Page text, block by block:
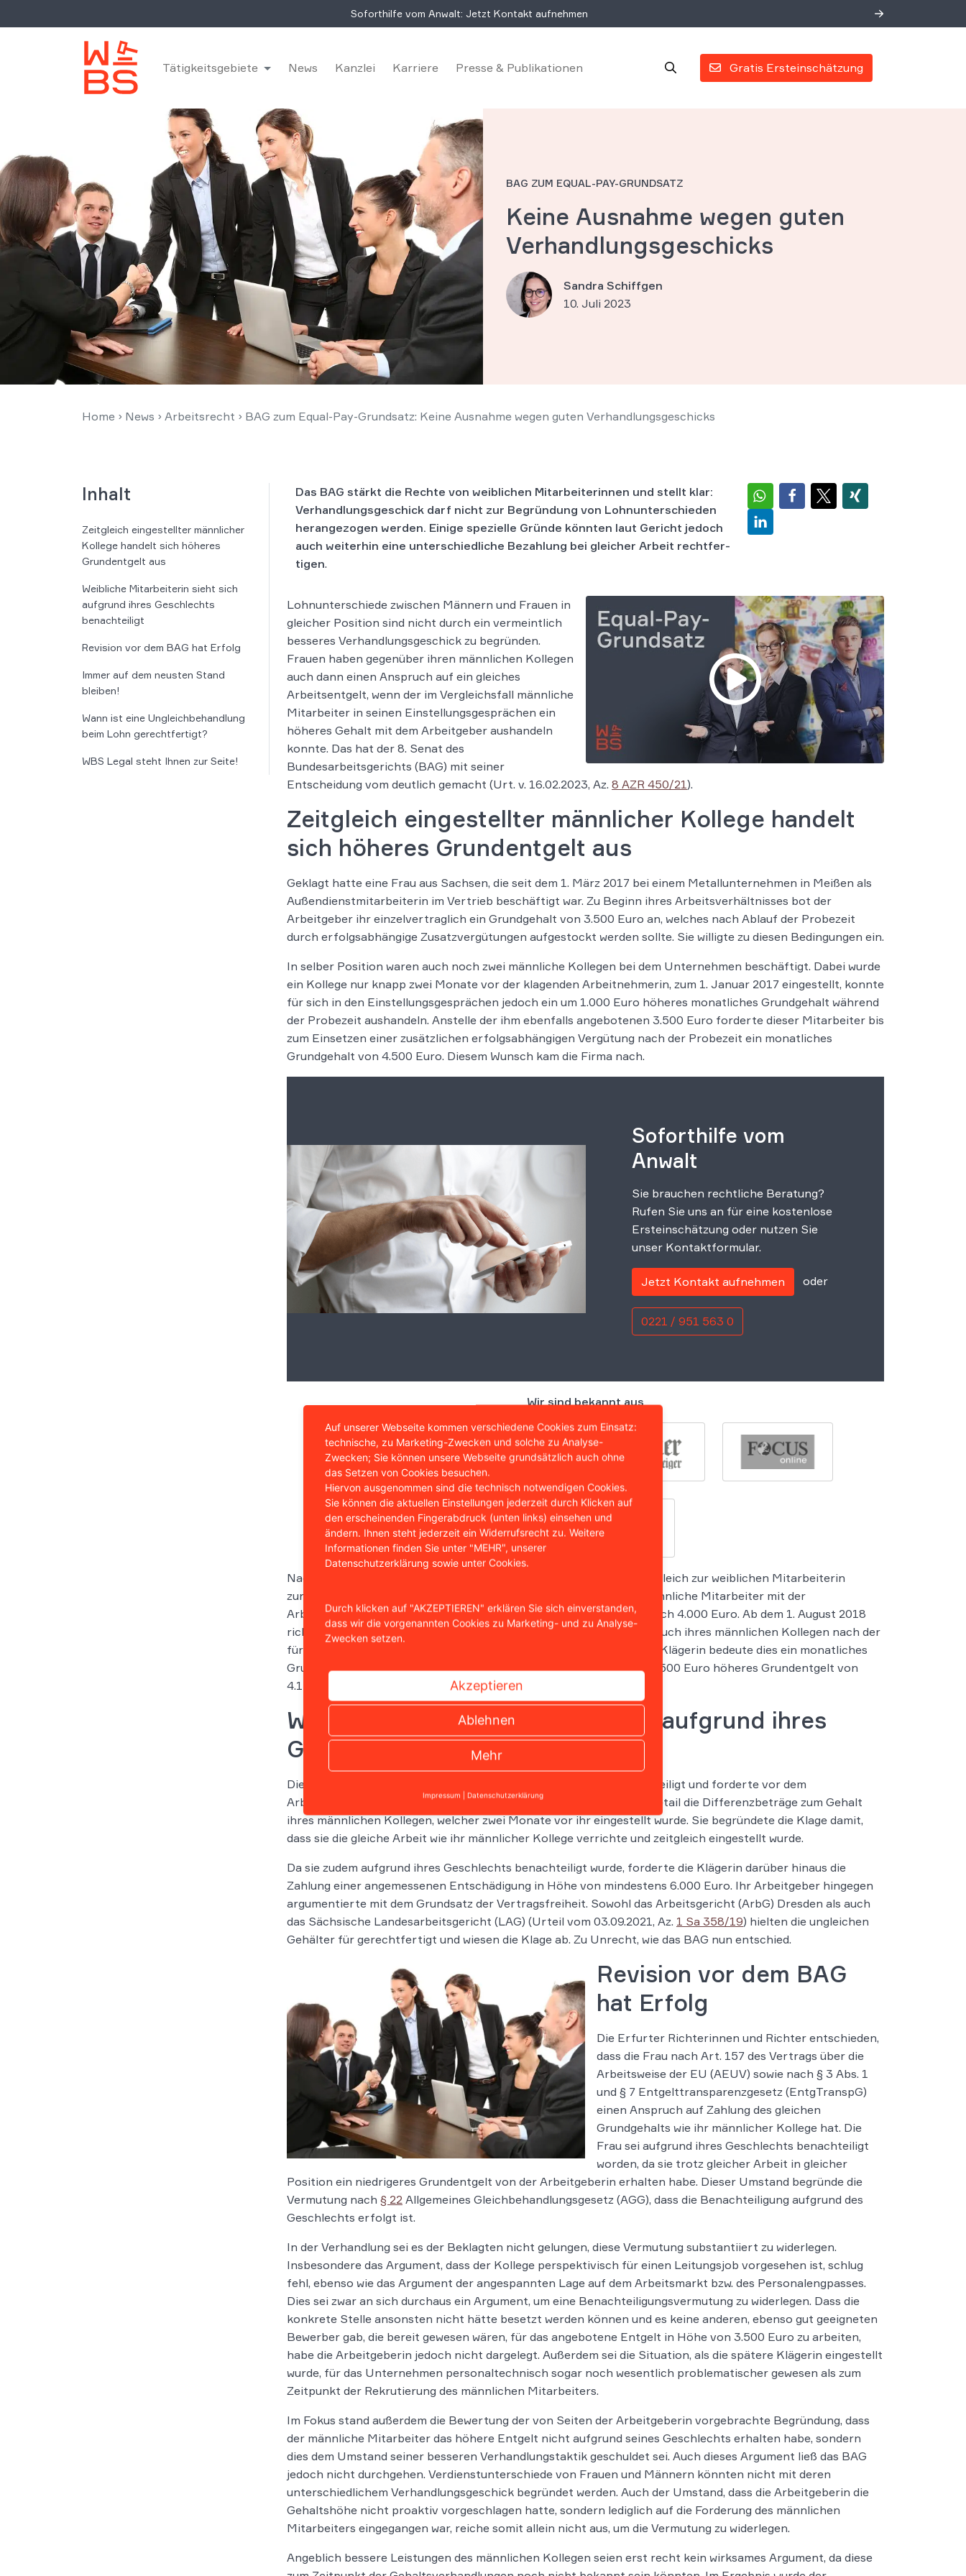
Soforthilfe vom Anwalt: Jetzt Kontakt aufnehmen
Gratis Ersteinschätzung
Tätigkeitsgebiete News Kanzlei Karriere Presse & Publikationen
BAG ZUM EQUAL-PAY-GRUNDSATZ
Keine Ausnahme wegen guten
Verhandlungsgeschicks
Sandra Schiffgen
10. Juli 2023
Home › News › Arbeitsrecht › BAG zum Equal-Pay-Grundsatz: Keine Ausnahme wegen guten Verhandlungsgeschicks
Inhalt
Zeitgleich eingestellter männlicher
Kollege handelt sich höheres
Grundentgelt aus
Weibliche Mitarbeiterin sieht sich
aufgrund ihres Geschlechts
benachteiligt
Revision vor dem BAG hat Erfolg
Immer auf dem neusten Stand
bleiben!
Wann ist eine Ungleichbehandlung
beim Lohn gerechtfertigt?
WBS Legal steht Ihnen zur Seite!
Das BAG stärkt die Rechte von weiblichen Mitarbeiterinnen und stellt klar:
Verhandlungsgeschick darf nicht zur Begründung von Lohnunterschieden
herangezogen werden. Einige spezielle Gründe könnten laut Gericht jedoch
auch weiterhin eine un­ter­schied­li­che Be­zah­lung bei glei­cher Ar­beit recht­fer­
ti­gen.
Lohnunterschiede zwischen Männern und Frauen in
gleicher Position sind nicht durch ein vermeintlich
besseres Verhandlungsgeschick zu begründen.
Frauen haben gegenüber ihren männlichen Kollegen
auch dann einen Anspruch auf ein gleiches
Arbeitsentgelt, wenn der im Vergleichsfall männliche
Mitarbeiter in seinen Einstellungsgesprächen ein
höheres Gehalt mit dem Arbeitgeber aushandeln
konnte. Das hat der 8. Senat des
Bundesarbeitsgerichts (BAG) mit seiner
Entscheidung vom deutlich gemacht (Urt. v. 16.02.2023, Az. 8 AZR 450/21).
Zeitgleich eingestellter männlicher Kollege handelt
sich höheres Grundentgelt aus
Geklagt hatte eine Frau aus Sachsen, die seit dem 1. März 2017 bei einem Metallunternehmen in Meißen als
Außendienstmitarbeiterin im Vertrieb beschäftigt war. Zu Beginn ihres Arbeitsverhältnisses bot der
Arbeitgeber ihr einzelvertraglich ein Grundgehalt von 3.500 Euro an, welches nach Ablauf der Probezeit
durch erfolgsabhängige Zusatzvergütungen aufgestockt werden sollte. Sie willigte zu diesen Bedingungen ein.
In selber Position waren auch noch zwei männliche Kollegen bei dem Unternehmen beschäftigt. Dabei wurde
ein Kollege nur knapp zwei Monate vor der klagenden Arbeitnehmerin, zum 1. Januar 2017 eingestellt, konnte
für sich in den Einstellungsgesprächen jedoch ein um 1.000 Euro höheres monatliches Grundgehalt während
der Probezeit aushandeln. Anstelle der ihm ebenfalls angebotenen 3.500 Euro forderte dieser Mitarbeiter bis
zum Einsetzen einer zusätzlichen erfolgsabhängigen Vergütung nach der Probezeit ein monatliches
Grundgehalt von 4.500 Euro. Diesem Wunsch kam die Firma nach.
Soforthilfe vom
Anwalt
Sie brauchen rechtliche Beratung?
Rufen Sie uns an für eine kostenlose
Ersteinschätzung oder nutzen Sie
unser Kontaktformular.
Jetzt Kontakt aufnehmen oder
0221 / 951 563 0
Wir sind bekannt aus
Nachdem sich die Arbeitsentgelte nach Ablauf der Probezeit im Vergleich zur weiblichen Mitarbeiterin
zunächst einmal wieder für kurze Zeit anglichen, vereinbarte der männliche Mitarbeiter mit der
Arbeitgeberin erneut ein höheres Grundentgelt in Höhe von monatlich 4.000 Euro. Ab dem 1. August 2018
richtete sich das Entgelt sowohl der weiblichen Arbeitnehmerin als auch ihres männlichen Kollegen nach der
für sie maßgeblichen Entgeltgruppe des Haustarifvertrages. Für die Klägerin bedeute dies ein monatliches
Grundentgelt von 3.620 Euro, für ihren männlichen Kollegen ein um 500 Euro höheres Grundentgelt von
4.120 Euro.
Weibliche Mitarbeiterin sieht sich aufgrund ihres
Geschlechts benachteiligt
Die Arbeitnehmerin sah sich durch die geringere Vergütung benachteiligt und forderte vor dem
Arbeitsgericht Dresden die Zahlung rückständiger Vergütung – im Detail die Differenzbeträge zum Gehalt
ihres männlichen Kollegen, welcher zwei Monate vor ihr eingestellt wurde. Sie begründete die Klage damit,
dass sie die gleiche Arbeit wie ihr männlicher Kollege verrichte und zeitgleich eingestellt wurde.
Da sie zudem aufgrund ihres Geschlechts benachteiligt wurde, forderte die Klägerin darüber hinaus die
Zahlung einer angemessenen Entschädigung in Höhe von mindestens 6.000 Euro. Ihr Arbeitgeber hingegen
argumentierte mit dem Grundsatz der Vertragsfreiheit. Sowohl das Arbeitsgericht (ArbG) Dresden als auch
das Sächsische Landesarbeitsgericht (LAG) (Urteil vom 03.09.2021, Az. 1 Sa 358/19) hielten die ungleichen
Gehälter für gerechtfertigt und wiesen die Klage ab. Zu Unrecht, wie das BAG nun entschied.
Revision vor dem BAG
hat Erfolg
Die Erfurter Richterinnen und Richter entschieden,
dass die Frau nach Art. 157 des Vertrags über die
Arbeitsweise der EU (AEUV) sowie nach § 3 Abs. 1
und § 7 Entgelttransparenzgesetz (EntgTranspG)
einen Anspruch auf Zahlung des gleichen
Grundgehalts wie ihr männlicher Kollege hat. Die
Frau sei aufgrund ihres Geschlechts benachteiligt
worden, da sie trotz gleicher Arbeit in gleicher
Position ein niedrigeres Grundentgelt von der Arbeitgeberin erhalten habe. Dieser Umstand begründe die
Vermutung nach § 22 Allgemeines Gleichbehandlungsgesetz (AGG), dass die Benachteiligung aufgrund des
Geschlechts erfolgt ist.
In der Verhandlung sei es der Beklagten nicht gelungen, diese Vermutung substantiiert zu widerlegen.
Insbesondere das Argument, dass der Kollege perspektivisch für einen Leitungsjob vorgesehen ist, schlug
fehl, ebenso wie das Argument der angespannten Lage auf dem Arbeitsmarkt bzw. des Personalengpasses.
Dies sei zwar an sich durchaus ein Argument, um eine Benachteiligungsvermutung zu widerlegen. Dass die
konkrete Stelle ansonsten nicht hätte besetzt werden können und es keine anderen, ebenso gut geeigneten
Bewerber gab, die bereit gewesen wären, für das angebotene Entgelt in Höhe von 3.500 Euro zu arbeiten,
habe die Arbeitgeberin jedoch nicht dargelegt. Außerdem sei die Situation, als die spätere Klägerin eingestellt
wurde, für das Unternehmen personaltechnisch sogar noch wesentlich problematischer gewesen als zum
Zeitpunkt der Rekrutierung des männlichen Mitarbeiters.
Im Fokus stand außerdem die Bewertung der von Seiten der Arbeitgeberin vorgebrachte Begründung, dass
der männliche Mitarbeiter das höhere Entgelt nicht aufgrund seines Geschlechts erhalten habe, sondern
dies dem Umstand seiner besseren Verhandlungstaktik geschuldet sei. Auch dieses Argument ließ das BAG
jedoch nicht durchgehen. Verdienstunterschiede von Frauen und Männern könnten nicht mit deren
unterschiedlichem Verhandlungsgeschick begründet werden. Auch der Umstand, dass die Arbeitgeberin die
Gehaltshöhe nicht proaktiv vorgeschlagen hatte, sondern lediglich auf die Forderung des männlichen
Mitarbeiters eingegangen war, reiche somit allein nicht aus, um die Vermutung zu widerlegen.
Angeblich bessere Leistungen des männlichen Kollegen seien erst recht kein wirksames Argument, da diese
Auf unserer Webseite kommen verschiedene Cookies zum Einsatz:
technische, zu Marketing-Zwecken und solche zu Analyse-
Zwecken; Sie können unsere Webseite grundsätzlich auch ohne
das Setzen von Cookies besuchen.
Hiervon ausgenommen sind die technisch notwendigen Cookies.
Sie können die aktuellen Einstellungen jederzeit durch Klicken auf
den erscheinenden Fingerabdruck (unten links) einsehen und
ändern. Ihnen steht jederzeit ein Widerrufsrecht zu. Weitere
Informationen finden Sie unter "MEHR", unserer
Datenschutzerklärung sowie unter Cookies.
Durch klicken auf "AKZEPTIEREN" erklären Sie sich einverstanden,
dass wir die vorgenannten Cookies zu Marketing- und zu Analyse-
Zwecken setzen.
Akzeptieren
Ablehnen
Mehr
Impressum Datenschutzerklärung